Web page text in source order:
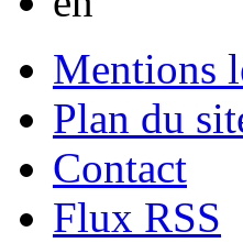
Mentions
Plan du
Contact
Flux RSS